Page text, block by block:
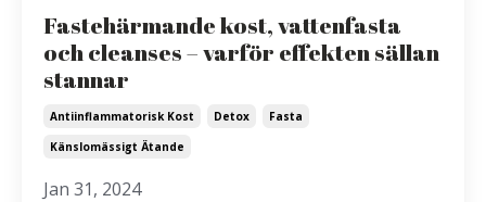
Fastehärmande kost, vattenfasta
och cleanses – varför effekten sällan
stannar
Antiinflammatorisk Kost Detox
Fasta
Känslomässigt Ätande
Jan 31, 2024